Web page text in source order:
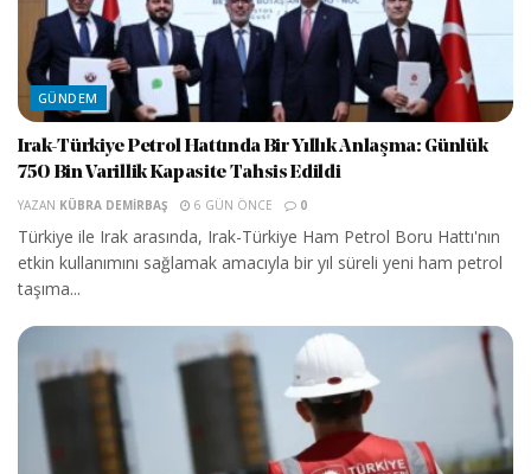
GÜNDEM
Irak-Türkiye Petrol Hattında Bir Yıllık Anlaşma: Günlük
750 Bin Varillik Kapasite Tahsis Edildi
YAZAN KÜBRA DEMIRBAŞ 6 GÜN ÖNCE 0
Türkiye ile Irak arasında, Irak-Türkiye Ham Petrol Boru Hattı'nın
etkin kullanımını sağlamak amacıyla bir yıl süreli yeni ham petrol
taşıma...